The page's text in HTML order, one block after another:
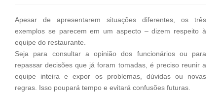
Apesar de apresentarem situações diferentes, os três
exemplos se parecem em um aspecto – dizem respeito à
equipe do restaurante.
Seja para consultar a opinião dos funcionários ou para
repassar decisões que já foram tomadas, é preciso reunir a
equipe inteira e expor os problemas, dúvidas ou novas
regras. Isso poupará tempo e evitará confusões futuras.